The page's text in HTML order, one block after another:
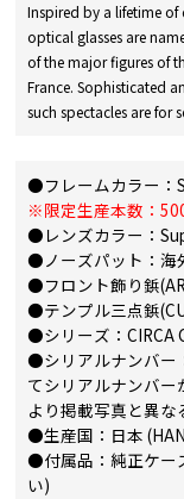
Inspired by a lifetime of
optical glasses are
of the major figures of
France. Sophisticated
such spectacles are for
●フレームカラー：
※限定生産本数：
●レンズカラー：
●ノーズパット：海
●フロント飾り鋲
●テンプル三点鋲
●シリーズ：CIRCA
●シリアルナンバー
てシリアルナンバ
より掲載写真と異な
●生産国：日本
●付属品：純正ケー
い)